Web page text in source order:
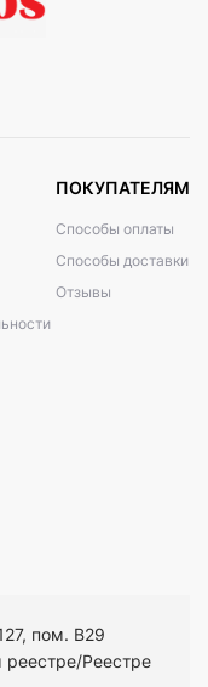
ПОКУПАТЕЛЯМ
Способы оплаты
Способы доставки
Отзывы
пом. В29
реестре/Реестре